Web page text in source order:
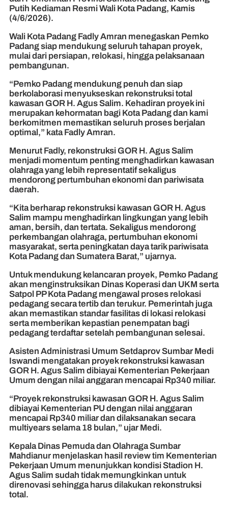
Putih Kediaman Resmi Wali Kota Padang, Kamis
(4/6/2026).
Wali Kota Padang Fadly Amran menegaskan Pemko
Padang siap mendukung seluruh tahapan proyek,
mulai dari persiapan, relokasi, hingga pelaksanaan
pembangunan.
“Pemko Padang mendukung penuh dan siap
berkolaborasi menyukseskan rekonstruksi total
kawasan GOR H. Agus Salim. Kehadiran proyek ini
merupakan kehormatan bagi Kota Padang dan kami
berkomitmen memastikan seluruh proses berjalan
optimal,” kata Fadly Amran.
Menurut Fadly, rekonstruksi GOR H. Agus Salim
menjadi momentum penting menghadirkan kawasan
olahraga yang lebih representatif sekaligus
mendorong pertumbuhan ekonomi dan pariwisata
daerah.
“Kita berharap rekonstruksi kawasan GOR H. Agus
Salim mampu menghadirkan lingkungan yang lebih
aman, bersih, dan tertata. Sekaligus mendorong
perkembangan olahraga, pertumbuhan ekonomi
masyarakat, serta peningkatan daya tarik pariwisata
Kota Padang dan Sumatera Barat,” ujarnya.
Untuk mendukung kelancaran proyek, Pemko Padang
akan menginstruksikan Dinas Koperasi dan UKM serta
Satpol PP Kota Padang mengawal proses relokasi
pedagang secara tertib dan terukur. Pemerintah juga
akan memastikan standar fasilitas di lokasi relokasi
serta memberikan kepastian penempatan bagi
pedagang terdaftar setelah pembangunan selesai.
Asisten Administrasi Umum Setdaprov Sumbar Medi
Iswandi mengatakan proyek rekonstruksi kawasan
GOR H. Agus Salim dibiayai Kementerian Pekerjaan
Umum dengan nilai anggaran mencapai Rp340 miliar.
“Proyek rekonstruksi kawasan GOR H. Agus Salim
dibiayai Kementerian PU dengan nilai anggaran
mencapai Rp340 miliar dan dilaksanakan secara
multiyears selama 18 bulan,” ujar Medi.
Kepala Dinas Pemuda dan Olahraga Sumbar
Mahdianur menjelaskan hasil review tim Kementerian
Pekerjaan Umum menunjukkan kondisi Stadion H.
Agus Salim sudah tidak memungkinkan untuk
direnovasi sehingga harus dilakukan rekonstruksi
total.